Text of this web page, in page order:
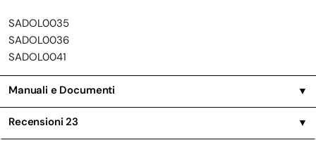
SADOL0035
SADOL0036
SADOL0041
Manuali e Documenti ▼
Recensioni23 ▼